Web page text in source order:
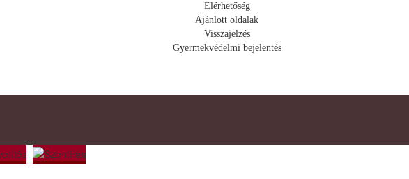
Elérhetőség
Ajánlott oldalak
Visszajelzés
Gyermekvédelmi bejelentés